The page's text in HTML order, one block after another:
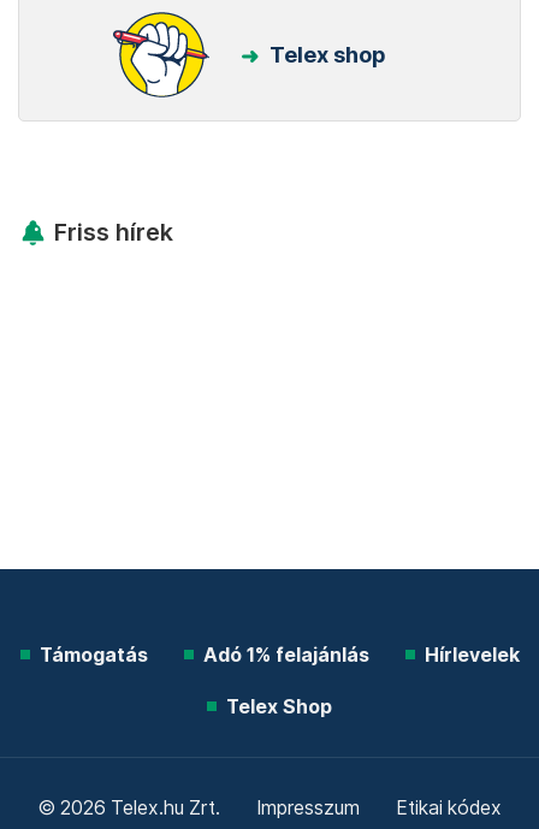
Telex shop
Friss hírek
Támogatás Adó 1% felajánlás Hírlevelek
Telex Shop
© 2026 Telex.hu Zrt. Impresszum Etikai kódex